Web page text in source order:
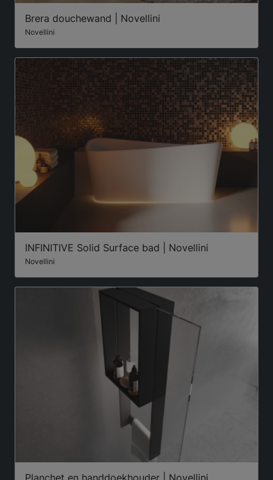
Brera douchewand | Novellini
Novellini
INFINITIVE Solid Surface bad | Novellini
Novellini
Planchet en handdoekhouder | Novellini